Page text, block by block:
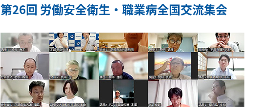
第26回 労働安全衛生・職業病全国交流集会